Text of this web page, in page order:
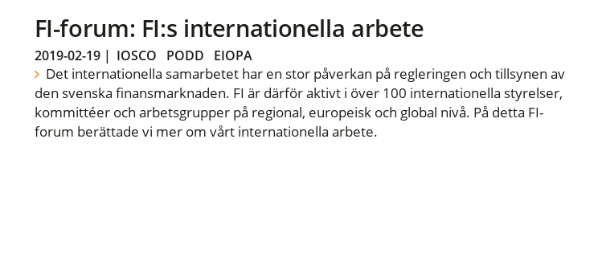
FI-forum: FI:s internationella arbete
2019-02-19| IOSCO PODD EIOPA
Det internationella samarbetet har en stor påverkan på regleringen och tillsynen av
den svenska finansmarknaden. FI är därför aktivt i över 100 internationella styrelser,
kommittéer och arbetsgrupper på regional, europeisk och global nivå. På detta FI-
forum berättade vi mer om vårt internationella arbete.